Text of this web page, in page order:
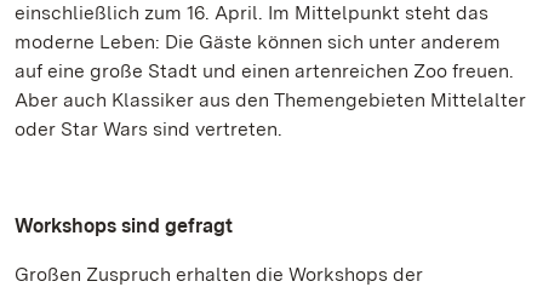
einschließlich zum 16. April. Im Mittelpunkt steht das
moderne Leben: Die Gäste können sich unter anderem
auf eine große Stadt und einen artenreichen Zoo freuen.
Aber auch Klassiker aus den Themengebieten Mittelalter
oder Star Wars sind vertreten.
Workshops sind gefragt
Großen Zuspruch erhalten die Workshops der